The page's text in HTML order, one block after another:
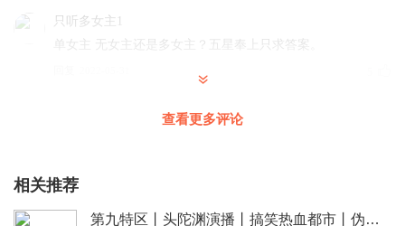
只听多女主1
单女主 无女主还是多女主？五星奉上只求答案。
爆更！
查看更多评论
相关推荐
第九特区丨头陀渊演播丨搞笑热血都市丨伪戒丨VIP免费多人有声剧